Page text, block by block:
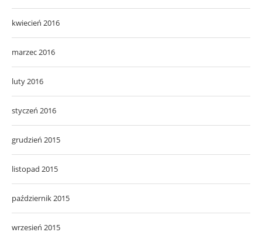
kwiecień 2016
marzec 2016
luty 2016
styczeń 2016
grudzień 2015
listopad 2015
październik 2015
wrzesień 2015